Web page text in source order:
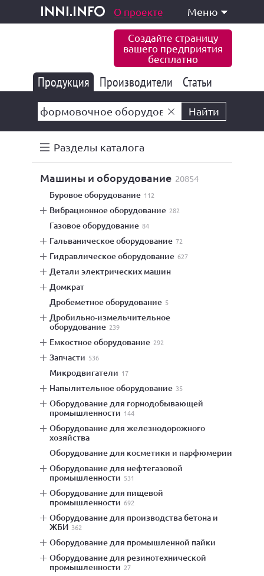
inni.info
и услуги О проекте Меню
Создайте страницу
вашего предприятия
бесплатно
Продукция 177 822
Производители 6 765
Статьи
Найти
Разделы каталога
машины и оборудование 20854
буровое оборудование 112
вибрационное оборудование 282
газовое оборудование 84
гальваническое оборудование 72
гидравлическое оборудование 627
детали электрических машин
домкрат
дробеметное оборудование 5
дробильно-измельчительное
оборудование 239
емкостное оборудование 292
запчасти 536
микродвигатели 17
напылительное оборудование 35
оборудование для горнодобывающей
промышленности 144
оборудование для железнодорожного
хозяйства
оборудование для косметики и парфюмерии
оборудование для нефтегазовой
промышленности 531
оборудование для пищевой
промышленности 692
оборудование для производства бетона и
ЖБИ 362
оборудование для промышленной пайки
оборудование для резинотехнической
промышленности 27